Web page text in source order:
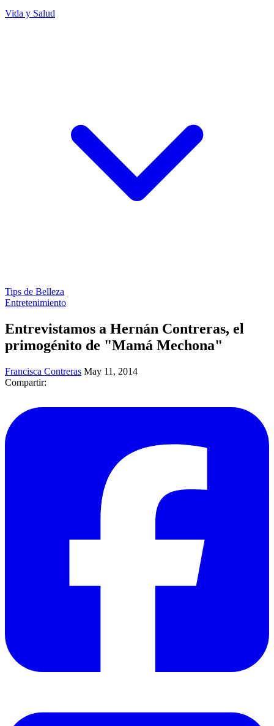
Vida y Salud
Tips de Belleza
Entretenimiento
Entrevistamos a Hernán Contreras, el
primogénito de "Mamá Mechona"
Francisca Contreras May 11, 2014
Compartir: